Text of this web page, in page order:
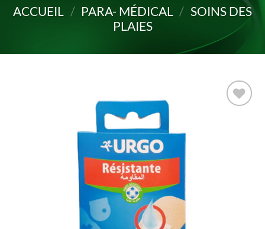
ACCUEIL / PARA- MÉDICAL / SOINS DES
PLAIES